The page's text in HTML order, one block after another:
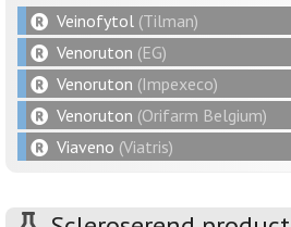
Veinofytol (Tilman)
Venoruton (EG)
Venoruton (Impexeco)
Venoruton (Orifarm Belgium)
Viaveno (Viatris)